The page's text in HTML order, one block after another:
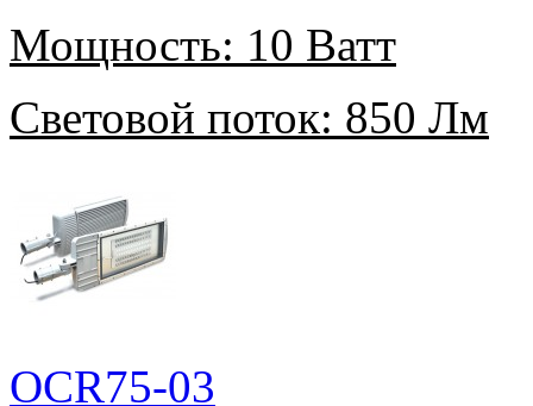
Мощность: 10 Ватт
Световой поток: 850 Лм
OCR75-03